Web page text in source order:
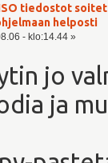
tiedostot
helposti
- klo:14.44 »
jo
ja